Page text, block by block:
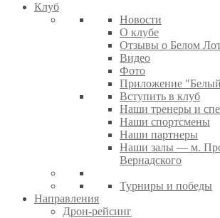
Клуб
Новости
О клубе
Отзывы о Белом
Видео
Фото
Приложение
Вступить в клуб
Наши тренеры и
Наши спортсмены
Наши партнеры
Наши залы — м.
Вернадского
Турниры и победы
Направления
Дрон-рейсинг